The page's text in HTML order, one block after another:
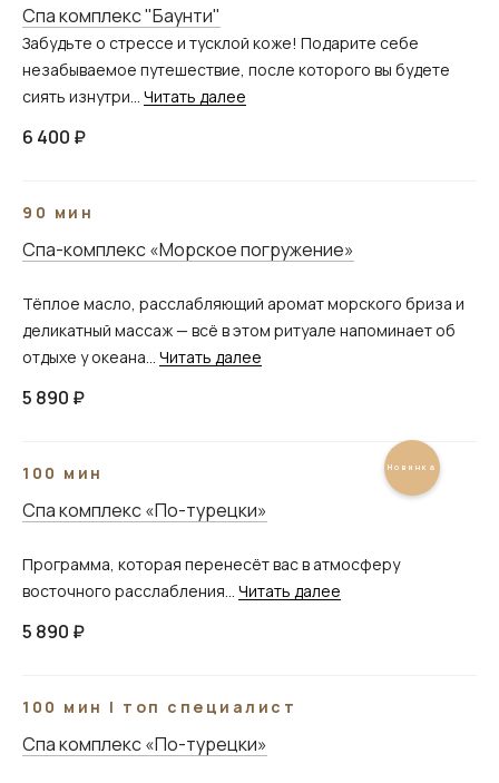
Спа комплекс "Баунти"
Забудьте о стрессе и тусклой коже! Подарите себе
незабываемое путешествие, после которого вы будете
сиять изнутри... Читать далее
6 400 ₽
90 мин
Спа-комплекс «Морское погружение»
Тёплое масло, расслабляющий аромат морского бриза и
деликатный массаж — всё в этом ритуале напоминает об
отдыхе у океана... Читать далее
5 890 ₽
100 мин Новинка
Спа комплекс «По-турецки»
Программа, которая перенесёт вас в атмосферу
восточного расслабления... Читать далее
5 890 ₽
100 мин | топ специалист
Спа комплекс «По-турецки»